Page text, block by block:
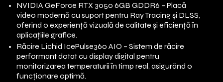
NVIDIA GeForce RTX 3050 6GB GDDR6 – Placă
video modernă cu suport pentru Ray Tracing și DLSS,
oferind o experiență vizuală de calitate și eficiență în
aplicațiile grafice.
Răcire Lichid IcePulse360 AIO – Sistem de răcire
performant dotat cu display digital pentru
monitorizarea temperaturii în timp real, asigurând o
funcționare optimă.